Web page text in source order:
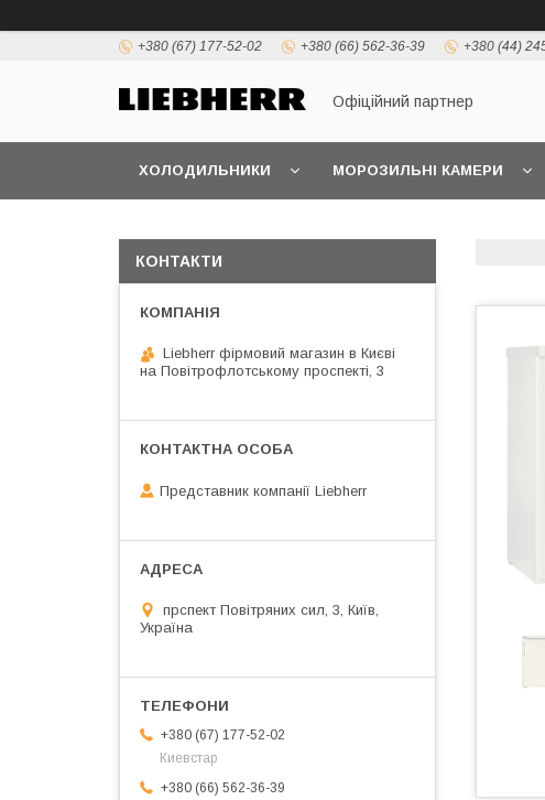
+380 (67) 177-52-02 +380 (66) 562-36-39 +380 (44)
Офіційний партнер
ХОЛОДИЛЬНИКИ МОРОЗИЛЬНІ КАМЕРИ
КОНТАКТИ
Liebherr фірмовий магазин в Києві
на Повітрофлотському проспекті, 3
Представник компанії Liebherr
прспект Повітряних сил, 3, Київ,
Україна
+380 (67) 177-52-02
Киевстар
+380 (66) 562-36-39